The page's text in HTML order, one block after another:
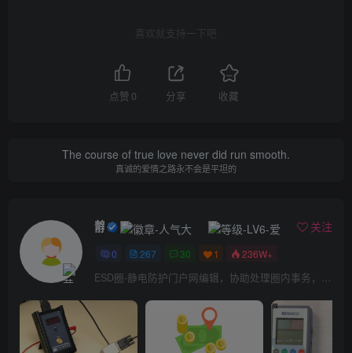
喜欢就支持一下吧
点赞 0 分享 收藏
The course of true love never did run smooth.
真诚的爱情之路永不会是平坦的
静电防护 关注
0 267 30 1 236W+
ESD圈-静电防护门户网编辑，协助处理圈内事务，宗旨：收集整理免费分享，欢迎各位业界朋友对每篇文章进行点评，以便大家共同学习在线讨论！